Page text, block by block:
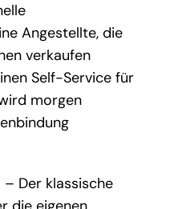
Angestellte, die
verkaufen
Self-Service für
morgen
– Der klassische